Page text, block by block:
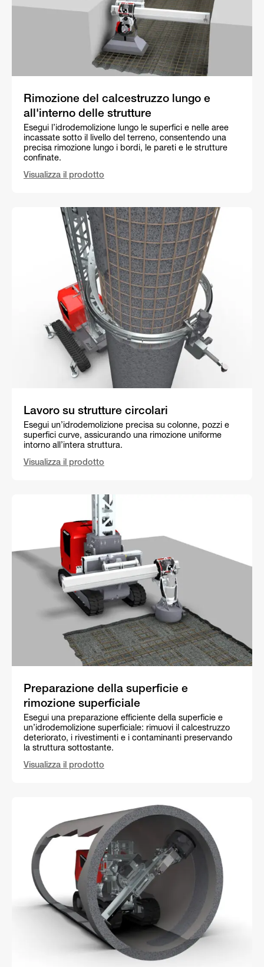
Rimozione del calcestruzzo lungo e
all'interno delle strutture
Esegui l’idrodemolizione lungo le superfici e nelle aree
incassate sotto il livello del terreno, consentendo una
precisa rimozione lungo i bordi, le pareti e le strutture
confinate.
Visualizza il prodotto
Lavoro su strutture circolari
Esegui un’idrodemolizione precisa su colonne, pozzi e
superfici curve, assicurando una rimozione uniforme
intorno all’intera struttura.
Visualizza il prodotto
Preparazione della superficie e
rimozione superficiale
Esegui una preparazione efficiente della superficie e
un’idrodemolizione superficiale: rimuovi il calcestruzzo
deteriorato, i rivestimenti e i contaminanti preservando
la struttura sottostante.
Visualizza il prodotto